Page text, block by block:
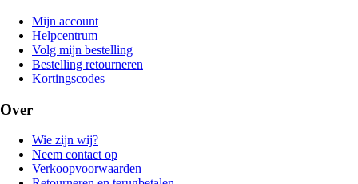
Mijn account
Helpcentrum
Volg mijn bestelling
Bestelling retourneren
Kortingscodes
Over
Wie zijn wij?
Neem contact op
Verkoopvoorwaarden